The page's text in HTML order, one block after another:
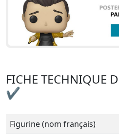
FICHE TECHNIQUE
✔
Figurine (nom français)